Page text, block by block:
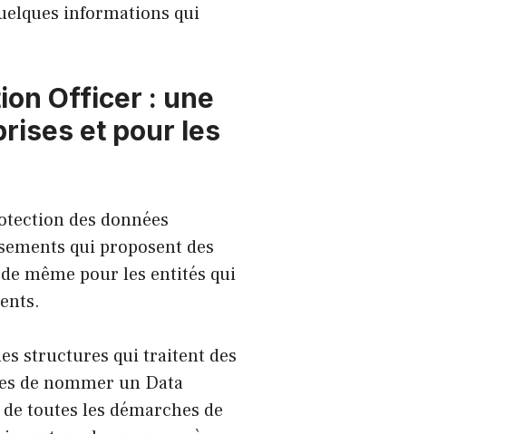
informations qui
Officer : une
et pour les
des données
qui proposent des
même pour les entités qui
structures qui traitent des
de nommer un Data
toutes les démarches de